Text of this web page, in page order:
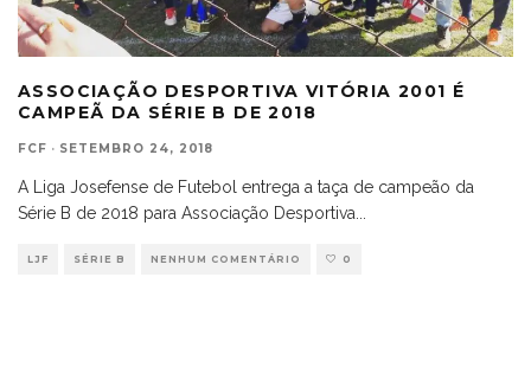
ASSOCIAÇÃO DESPORTIVA VITÓRIA 2001 É
CAMPEÃ DA SÉRIE B DE 2018
FCF · SETEMBRO 24, 2018
A Liga Josefense de Futebol entrega a taça de campeão da
Série B de 2018 para Associação Desportiva
LJF SÉRIE B NENHUM COMENTÁRIO 0